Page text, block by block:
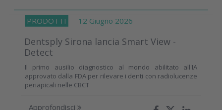
PRODOTTI 12 Giugno 2026
Dentsply Sirona lancia Smart View -
Detect
Il primo ausilio diagnostico al mondo abilitato all'IA
approvato dalla FDA per rilevare i denti con radiolucenze
periapicali nelle CBCT
Approfondisci